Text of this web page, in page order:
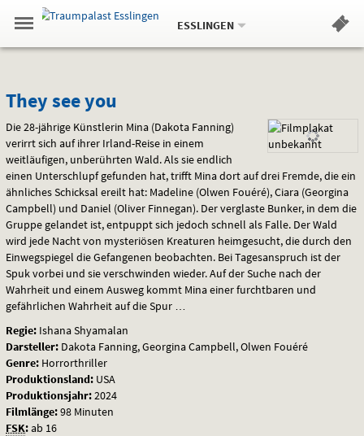
Springe
zum
,zum
.
Navigation
Gehe
zur
Standortauswahl
Standort:
ESSLINGEN.
Hinweis
They
see
you
They see you
Die 28-jährige Künstlerin Mina (Dakota Fanning)
verirrt sich auf ihrer Irland-Reise in einem
weitläufigen, unberührten Wald. Als sie endlich
einen Unterschlupf gefunden hat, trifft Mina dort auf drei Fremde, die ein
ähnliches Schicksal ereilt hat: Madeline (Olwen Fouéré), Ciara (Georgina
Campbell) und Daniel (Oliver Finnegan). Der verglaste Bunker, in dem die
Gruppe gelandet ist, entpuppt sich jedoch schnell als Falle. Der Wald
wird jede Nacht von mysteriösen Kreaturen heimgesucht, die durch den
Einwegspiegel die Gefangenen beobachten. Bei Tagesanspruch ist der
Spuk vorbei und sie verschwinden wieder. Auf der Suche nach der
Wahrheit und einem Ausweg kommt Mina einer furchtbaren und
gefährlichen Wahrheit auf die Spur …
Regie: Ishana Shyamalan
Darsteller: Dakota Fanning, Georgina Campbell, Olwen Fouéré
Genre: Horrorthriller
Produktionsland: USA
Produktionsjahr:2024
Filmlänge:98 Minuten
FSK:ab 16